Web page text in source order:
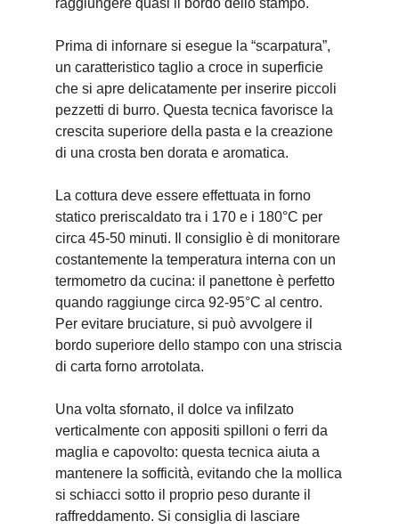
raggiungere quasi il bordo dello stampo.
Prima di infornare si esegue la “scarpatura”,
un caratteristico taglio a croce in superficie
che si apre delicatamente per inserire piccoli
pezzetti di burro. Questa tecnica favorisce la
crescita superiore della pasta e la creazione
di una crosta ben dorata e aromatica.
La cottura deve essere effettuata in forno
statico preriscaldato tra i 170 e i 180°C per
circa 45-50 minuti. Il consiglio è di monitorare
costantemente la temperatura interna con un
termometro da cucina: il panettone è perfetto
quando raggiunge circa 92-95°C al centro.
Per evitare bruciature, si può avvolgere il
bordo superiore dello stampo con una striscia
di carta forno arrotolata.
Una volta sfornato, il dolce va infilzato
verticalmente con appositi spilloni o ferri da
maglia e capovolto: questa tecnica aiuta a
mantenere la sofficità, evitando che la mollica
si schiacci sotto il proprio peso durante il
raffreddamento. Si consiglia di lasciare